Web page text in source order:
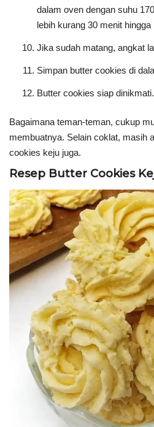
dalam oven dengan suhu
lebih kurang 30 menit hingga
Jika sudah matang, angkat
Simpan butter cookies di
Butter cookies siap dinikmati.
Bagaimana teman-teman, cukup
membuatnya. Selain coklat, masih
cookies keju juga.
Resep Butter Cookies